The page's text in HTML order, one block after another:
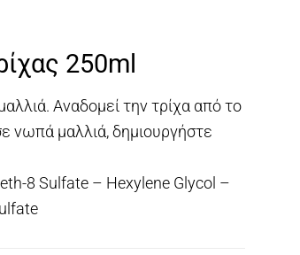
250ml
Αναδομεί την τρίχα από το
νωπά μαλλιά, δημιουργήστε
8 Sulfate – Hexylene Glycol –